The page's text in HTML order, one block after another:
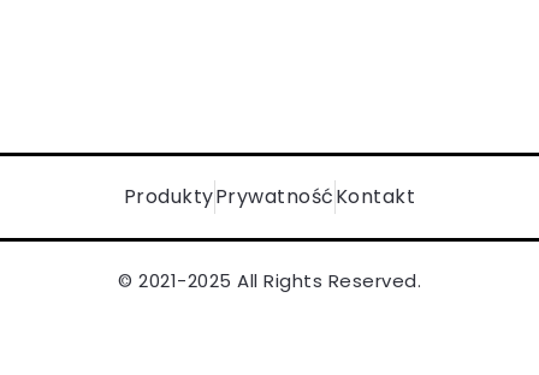
ProduktyPrywatnośćKontakt
© 2021-2025 All Rights Reserved.